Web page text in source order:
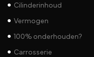
Cilinderinhoud
Vermogen
100% onderhouden?
Carrosserie